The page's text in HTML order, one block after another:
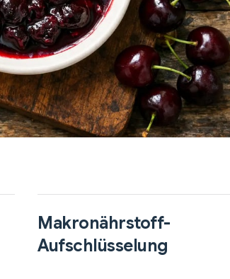
Makronährstoff-
Aufschlüsselung